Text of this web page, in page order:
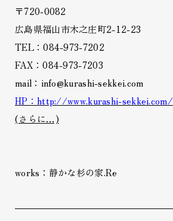
〒720-0082
広島県福山市木之庄町2-12-23
TEL：084-973-7202
FAX：084-973-7203
mail：info@kurashi-sekkei.com
HP：http://www.kurashi-sekkei.com/
(さらに…)
works：静かな杉の家.Re